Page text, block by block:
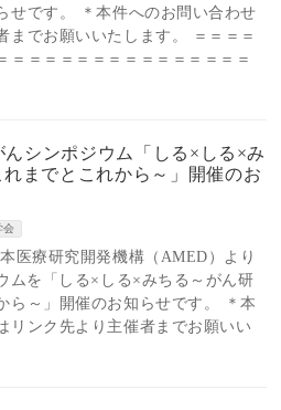
せです。 ＊本件へのお問い合わせ
までお願いいたします。 ＝＝＝＝
＝＝＝＝＝＝＝＝＝＝＝＝＝＝＝
んシンポジウム「しる×しる×み
までとこれから～」開催のお
会
医療研究開発機構（AMED）より
ムを「しる×しる×みちる～がん研
ら～」開催のお知らせです。 ＊本
リンク先より主催者までお願いい